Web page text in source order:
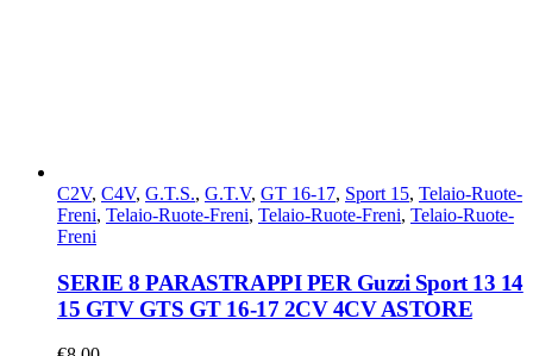
C2V, C4V, G.T.S., G.T.V, GT 16-17, Sport 15, Telaio-Ruote-
Freni, Telaio-Ruote-Freni, Telaio-Ruote-Freni, Telaio-Ruote-
Freni
SERIE 8 PARASTRAPPI PER Guzzi Sport 13 14
15 GTV GTS GT 16-17 2CV 4CV ASTORE